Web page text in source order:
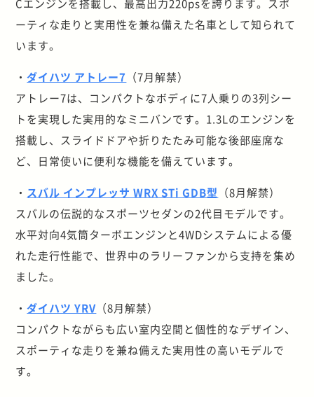
Cエンジンを搭載し、最高出力220psを誇ります。スポ
ーティな走りと実用性を兼ね備えた名車として知られて
います。
・ダイハツ アトレー7 （7月解禁）
アトレー7は、コンパクトなボディに7人乗りの3列シー
トを実現した実用的なミニバンです。1.3Lのエンジンを
搭載し、スライドドアや折りたたみ可能な後部座席な
ど、日常使いに便利な機能を備えています。
・ スバル インプレッサ WRX STi GDB型 （8月解禁）
スバルの伝説的なスポーツセダンの2代目モデルです。
水平対向4気筒ターボエンジンと4WDシステムによる優
れた走行性能で、世界中のラリーファンから支持を集め
ました。
・ダイハツ YRV （8月解禁）
コンパクトながらも広い室内空間と個性的なデザイン、
スポーティな走りを兼ね備えた実用性の高いモデルで
す。